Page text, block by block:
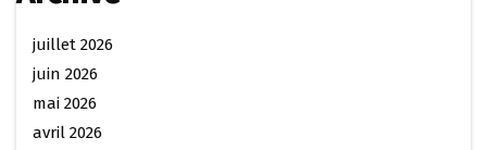
juillet 2026
juin 2026
mai 2026
avril 2026